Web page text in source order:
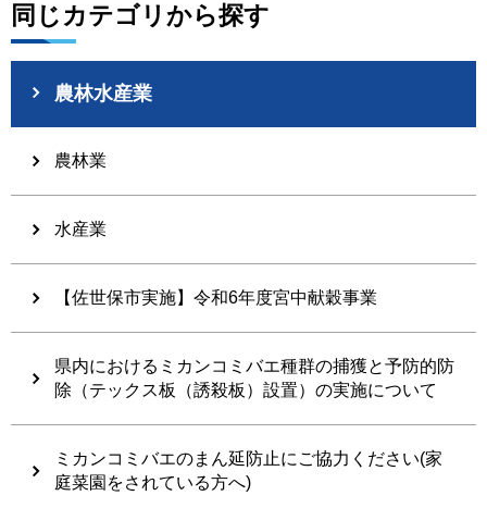
同じカテゴリから探す
農林水産業
農林業
水産業
【佐世保市実施】令和6年度宮中献穀事業
県内におけるミカンコミバエ種群の捕獲と予防的防
除（テックス板（誘殺板）設置）の実施について
ミカンコミバエのまん延防止にご協力ください(家
庭菜園をされている方へ)